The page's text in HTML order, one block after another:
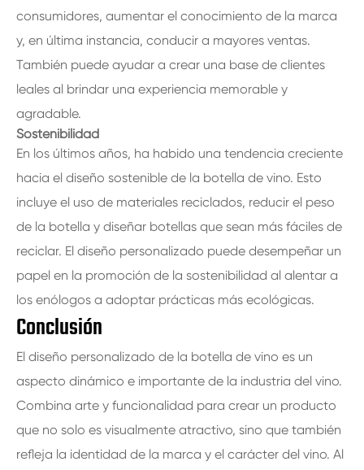
consumidores, aumentar el conocimiento de la marca
y, en última instancia, conducir a mayores ventas.
También puede ayudar a crear una base de clientes
leales al brindar una experiencia memorable y
agradable.
Sostenibilidad
En los últimos años, ha habido una tendencia creciente
hacia el diseño sostenible de la botella de vino. Esto
incluye el uso de materiales reciclados, reducir el peso
de la botella y diseñar botellas que sean más fáciles de
reciclar. El diseño personalizado puede desempeñar un
papel en la promoción de la sostenibilidad al alentar a
los enólogos a adoptar prácticas más ecológicas.
Conclusión
El diseño personalizado de la botella de vino es un
aspecto dinámico e importante de la industria del vino.
Combina arte y funcionalidad para crear un producto
que no solo es visualmente atractivo, sino que también
refleja la identidad de la marca y el carácter del vino. Al